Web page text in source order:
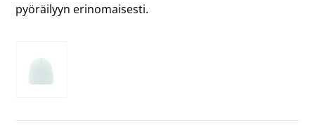
pyöräilyyn erinomaisesti.